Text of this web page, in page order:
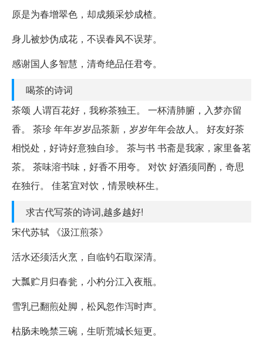
原是为春增翠色，却成频采炒成楂。
身儿被炒伪成花，不误春风不误芽。
感谢国人多智慧，清奇绝品任君夸。
喝茶的诗词
茶颂 人谓百花好，我称茶独王。 一杯清肺腑，入梦亦留
香。 茶珍 年年岁岁品茶新，岁岁年年会故人。 好友好茶
相悦处，好诗好意独自珍。 茶与书 书斋是我家，家里备茗
茶。 茶味溶书味，好香不用夸。 对饮 好酒须同酌，奇思
在独行。 佳茗宜对饮，情景映杯生。
求古代写茶的诗词,越多越好!
宋代苏轼 《汲江煎茶》
活水还须活火烹，自临钓石取深清。
大瓢贮月归春瓮，小杓分江入夜瓶。
雪乳已翻煎处脚，松风忽作泻时声。
枯肠未晚禁三碗，生听荒城长短更。